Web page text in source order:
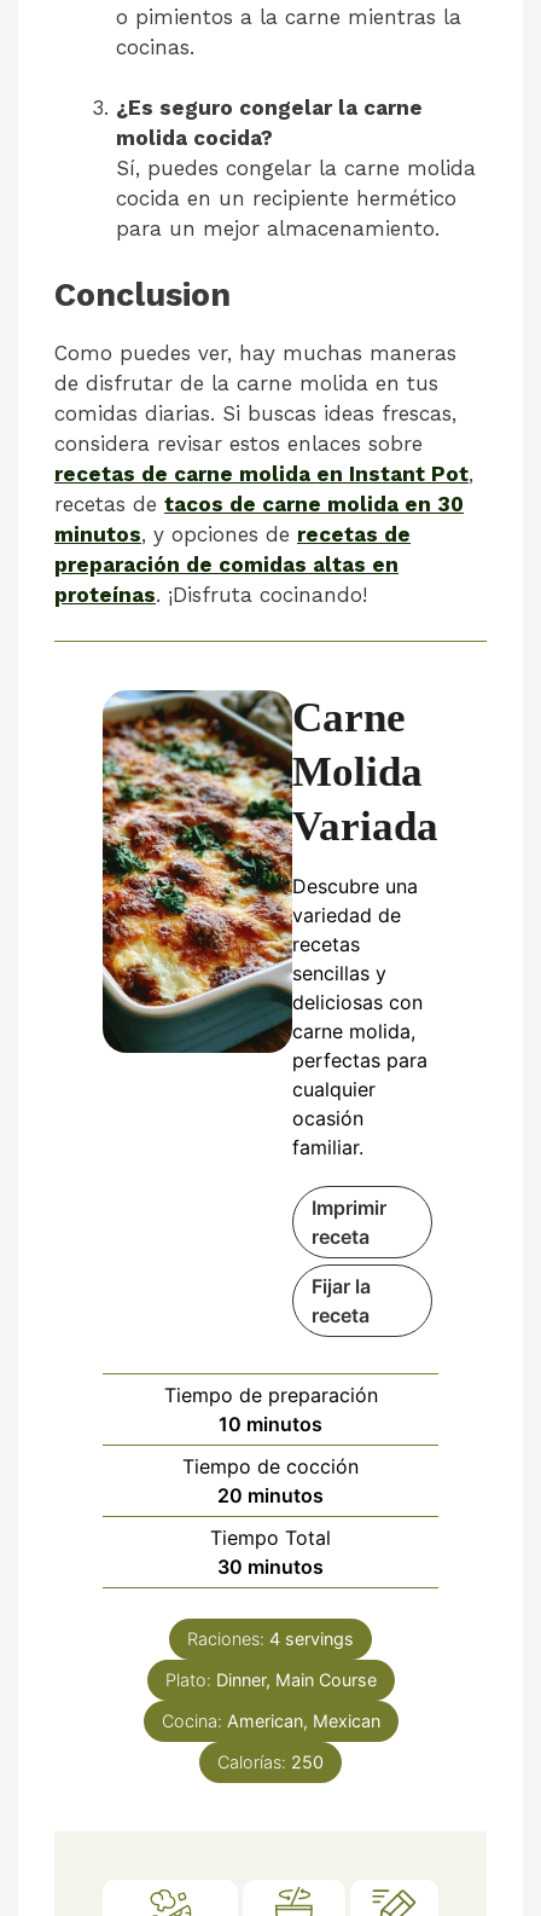
o pimientos a la carne mientras la
cocinas.
¿Es seguro congelar la carne
molida cocida?
Sí, puedes congelar la carne molida
cocida en un recipiente hermético
para un mejor almacenamiento.
Conclusion
Como puedes ver, hay muchas maneras
de disfrutar de la carne molida en tus
comidas diarias. Si buscas ideas frescas,
considera revisar estos enlaces sobre
recetas de carne molida en Instant Pot,
recetas de tacos de carne molida en 30
minutos, y opciones de recetas de
preparación de comidas altas en
proteínas. ¡Disfruta cocinando!
Carne
Molida
Variada
Descubre una
variedad de
recetas
sencillas y
deliciosas con
carne molida,
perfectas para
cualquier
ocasión
familiar.
Imprimir
receta
Fijar la
receta
Tiempo de preparación
10 minutos
minutos
Tiempo de cocción
20 minutos
minutos
Tiempo Total
30 minutos
minutos
Raciones: 4 servings
Plato: Dinner, Main Course
Cocina: American, Mexican
Calorías: 250